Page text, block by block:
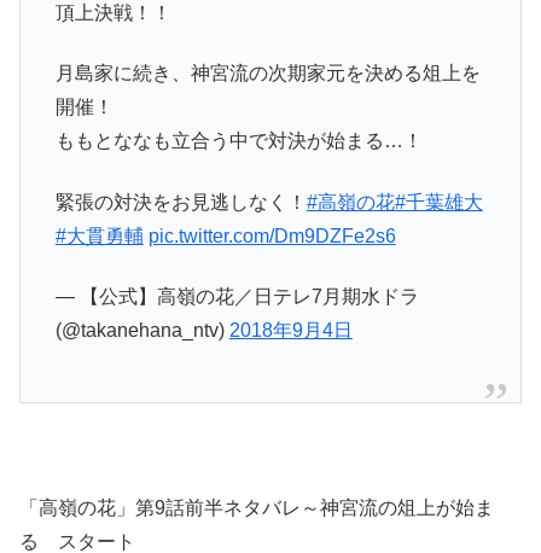
頂上決戦！！
月島家に続き、神宮流の次期家元を決める俎上を
開催！
ももとななも立合う中で対決が始まる…！
緊張の対決をお見逃しなく！ #高嶺の花#千葉雄大
#大貫勇輔 pic.twitter.com/Dm9DZFe2s6
— 【公式】高嶺の花／日テレ7月期水ドラ
(@takanehana_ntv) 2018年9月4日
「高嶺の花」第9話前半ネタバレ～神宮流の俎上が始ま
る スタート